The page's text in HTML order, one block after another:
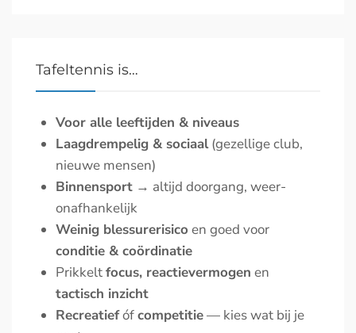
Tafeltennis is…
Voor alle leeftijden & niveaus
Laagdrempelig & sociaal(gezellige club,
nieuwe mensen)
Binnen­sport → altijd doorgang, weer-
onafhankelijk
Weinig blessurerisico en goed voor
conditie & coördinatie
Prikkeltfocus, reactievermogen en
tactisch inzicht
Recreatiefófcompetitie— kies wat bij je